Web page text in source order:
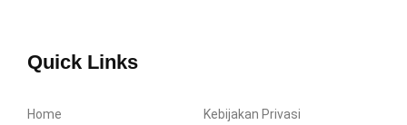
Quick Links
Home Kebijakan Privasi